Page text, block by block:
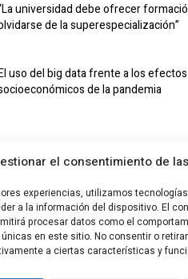
el consentimiento de
experiencias, utilizamos
a la información del dispositivo. El
procesar datos como el
en este sitio. No consentir o
a ciertas características y
universidad debe ofrecer
de la superespecialización”
uso del big data frente a los efectos
de la pandemia